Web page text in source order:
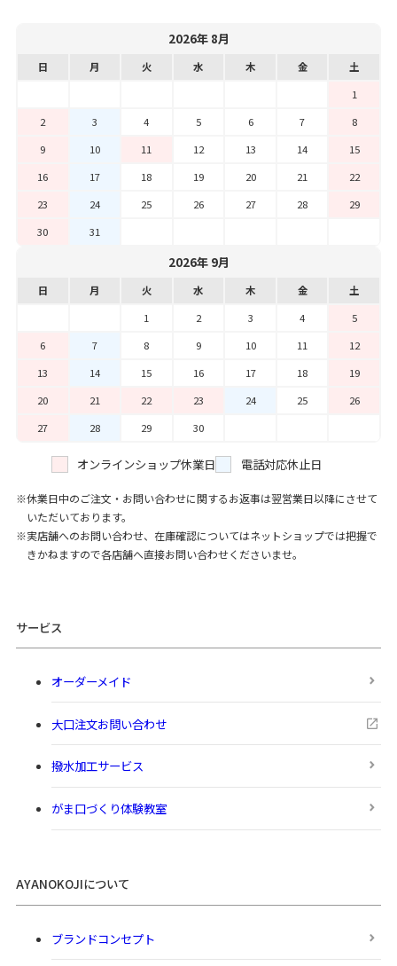
2026年 8月
日 月 火 水 木 金
土
1
2
3 4 5 6 7
8
9
10 11 12 13 14
15
16
17 18 19 20 21
22
23
24 25 26 27 28
29
30
31
2026年 9月
日 月 火 水 木 金
土
1
2 3 4
5
6
7 8 9 10 11
12
13
14 15 16 17 18
19
20
21 22 23 24 25
26
27
28 29 30
オンラインショップ休業日 電話対応休止日
休業日中のご注文・お問い合わせに関するお返事は翌営業日以降にさせて
いただいております。
実店舗へのお問い合わせ、在庫確認についてはネットショップでは把握で
きかねますので各店舗へ直接お問い合わせくださいませ。
サービス
オーダーメイド
大口注文お問い合わせ
撥水加工サービス
がま口づくり体験教室
AYANOKOJIについて
ブランドコンセプト